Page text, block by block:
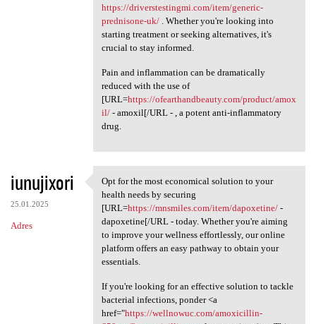
https://driverstestingmi.com/item/generic-
prednisone-uk/. Whether you're looking into
starting treatment or seeking alternatives, it's
crucial to stay informed.
Pain and inflammation can be dramatically
reduced with the use of
[URL=https://ofearthandbeauty.com/product/amox
il/- amoxil[/URL - , a potent anti-inflammatory
drug.
iunujixori
25.01.2025
Adres
Opt for the most economical
Opt for the most economical solution to your
health needs by securing
[URL=https://mnsmiles.com/item/dapoxetine/-
dapoxetine[/URL - today. Whether you're aiming
to improve your wellness effortlessly, our online
platform offers an easy pathway to obtain your
essentials.
If you're looking for an effective solution to tackle
bacterial infections, ponder <a
href="https://wellnowuc.com/amoxicillin-